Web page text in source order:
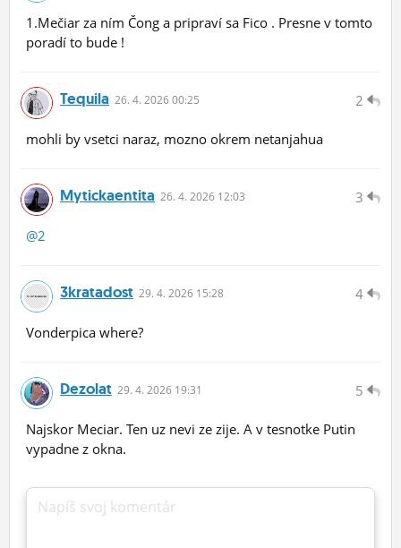
1.Mečiar za ním Čong a pripraví sa Fico . Presne v tomto
poradí to bude !
2
Tequila 26. 4. 2026 00:25
mohli by vsetci naraz, mozno okrem netanjahua
3
Mytickaentita 26. 4. 2026 12:03
@2
4
3kratadost 29. 4. 2026 15:28
Vonderpica where?
5
Dezolat 29. 4. 2026 19:31
Najskor Meciar. Ten uz nevi ze zije. A v tesnotke Putin
vypadne z okna.
Napíš svoj komentár